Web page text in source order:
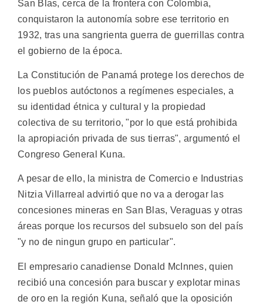
San Blas, cerca de la frontera con Colombia,
conquistaron la autonomía sobre ese territorio en
1932, tras una sangrienta guerra de guerrillas contra
el gobierno de la época.
La Constitución de Panamá protege los derechos de
los pueblos autóctonos a regímenes especiales, a
su identidad étnica y cultural y la propiedad
colectiva de su territorio, "por lo que está prohibida
la apropiación privada de sus tierras", argumentó el
Congreso General Kuna.
A pesar de ello, la ministra de Comercio e Industrias
Nitzia Villarreal advirtió que no va a derogar las
concesiones mineras en San Blas, Veraguas y otras
áreas porque los recursos del subsuelo son del país
"y no de ningun grupo en particular".
El empresario canadiense Donald McInnes, quien
recibió una concesión para buscar y explotar minas
de oro en la región Kuna, señaló que la oposición